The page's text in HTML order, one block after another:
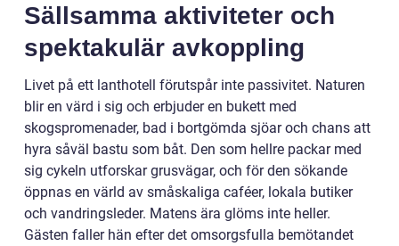
Sällsamma aktiviteter och
spektakulär avkoppling
Livet på ett lanthotell förutspår inte passivitet. Naturen
blir en värd i sig och erbjuder en bukett med
skogspromenader, bad i bortgömda sjöar och chans att
hyra såväl bastu som båt. Den som hellre packar med
sig cykeln utforskar grusvägar, och för den sökande
öppnas en värld av småskaliga caféer, lokala butiker
och vandringsleder. Matens ära glöms inte heller.
Gästen faller hän efter det omsorgsfulla bemötandet